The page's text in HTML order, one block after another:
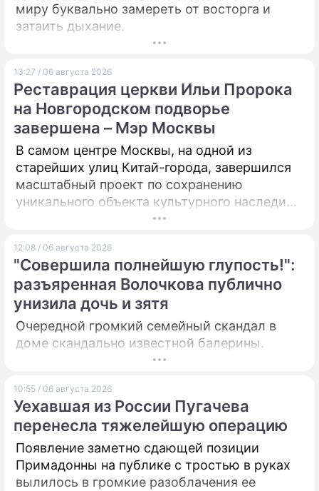
миру буквально замереть от восторга и
затаить дыхание.
13:27 / 06 августа 2026
Реставрация церкви Ильи Пророка
на Новгородском подворье
завершена – Мэр Москвы
В самом центре Москвы, на одной из
старейших улиц Китай-города, завершился
масштабный проект по сохранению
уникального объекта культурного наследия –
Церкви Илии Пророка в Новгородском
12:08 / 06 августа 2026
"Совершила полнейшую глупость!":
разъяренная Волочкова публично
унизила дочь и зятя
Очередной громкий семейный скандал в
доме скандально известной балерины.
10:55 / 06 августа 2026
Уехавшая из России Пугачева
перенесла тяжелейшую операцию
Появление заметно сдающей позиции
Примадонны на публике с тростью в руках
вылилось в громкие разоблачения ее